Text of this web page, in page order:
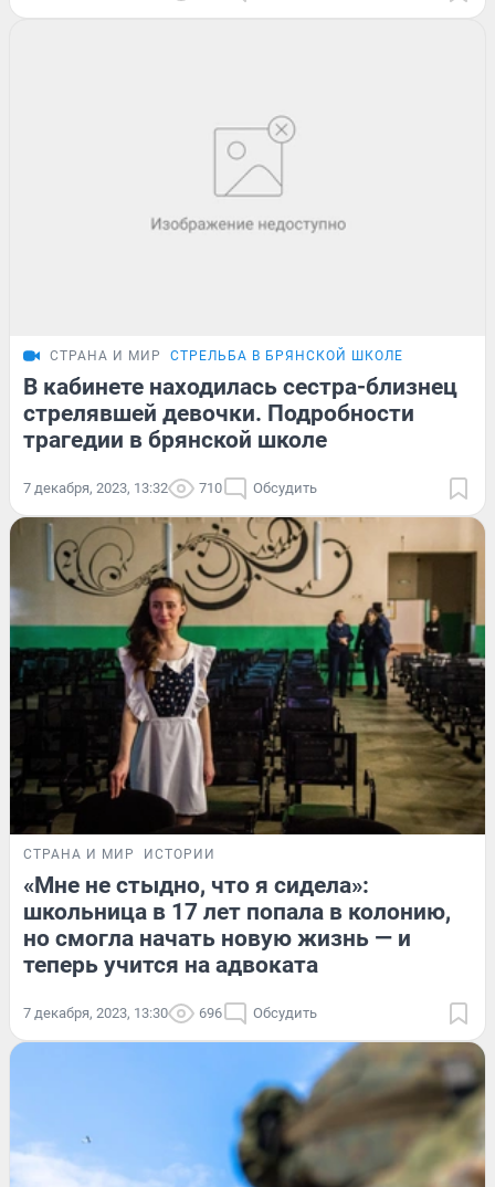
СТРАНА И МИР СТРЕЛЬБА В БРЯНСКОЙ ШКОЛЕ
В кабинете находилась сестра-близнец
стрелявшей девочки. Подробности
трагедии в брянской школе
7 декабря, 2023, 13:32 710 Обсудить
СТРАНА И МИР ИСТОРИИ
«Мне не стыдно, что я сидела»:
школьница в 17 лет попала в колонию,
но смогла начать новую жизнь — и
теперь учится на адвоката
7 декабря, 2023, 13:30 696 Обсудить